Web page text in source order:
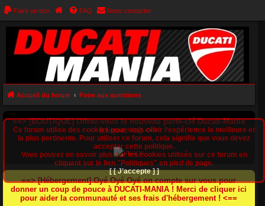
Faire un don FAQ Nous contacter
Accueil du forum Foire aux questions
==> [BOUTIQUE] Offrez-vous le nouveau porte-clé Ducati-Mania
(cliquez ici) <==
==> [Hébergement] Oyé Oyé Oyé on compte sur vous pour
donner un coup de pouce à DUCATI-MANIA ! Merci de cliquer ici
pour aider la communauté et ses frais d'hébergement ! <==
Ce forum utilise des cookies pour vous offrir l‘expérience la meilleure et
la plus pertinente. Pour utiliser ce forum, cela signifie que vous devez
accepter cette politique.
Vous pouvez en savoir plus sur les cookies utilisés sur ce forum en
cliquant sur le lien "Politiques" en pied de page.
[ [ J’accepte ] ]